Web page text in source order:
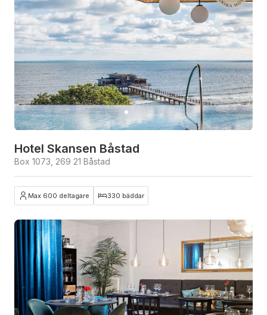
Hotel Skansen Båstad
Box 1073, 269 21 Båstad
Max 600 deltagare 330 bäddar